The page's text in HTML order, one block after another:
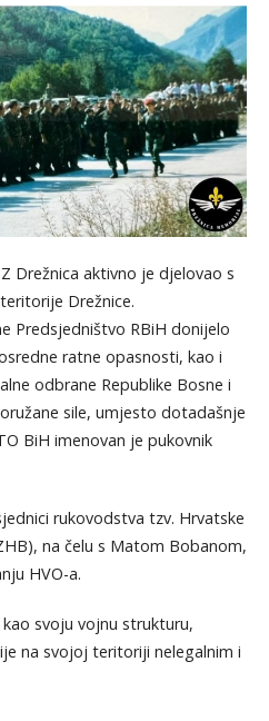
Drežnica aktivno je djelovao s
Drežnice.
Predsjedništvo RBiH donijelo
ratne opasnosti, kao i
odbrane Republike Bosne i
sile, umjesto dotadašnje
BiH imenovan je pukovnik
rukovodstva tzv. Hrvatske
na čelu s Matom Bobanom,
HVO-a.
svoju vojnu strukturu,
na svojoj teritoriji nelegalnim i